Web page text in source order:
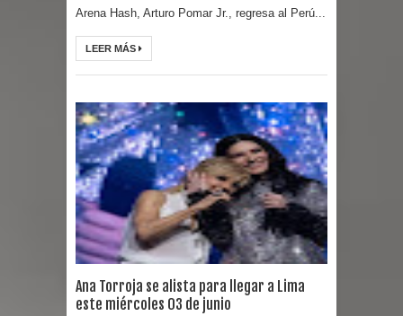
Arena Hash, Arturo Pomar Jr., regresa al Perú...
LEER MÁS
Ana Torroja se alista para llegar a Lima
este miércoles 03 de junio